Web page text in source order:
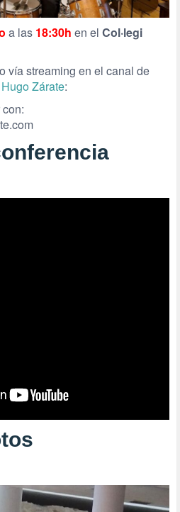
a las 18:30h en el Col·legi
vía streaming en el canal de
Zárate: